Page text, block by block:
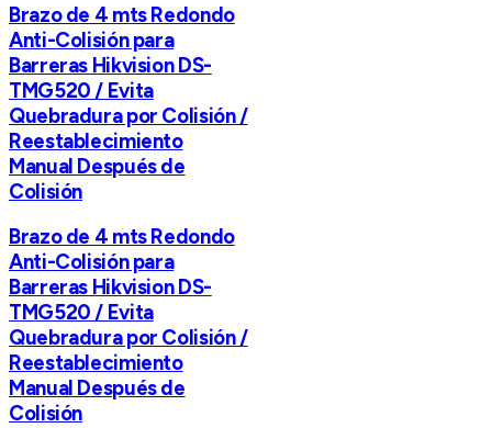
Brazo de 4 mts Redondo
Anti-Colisión para
Barreras Hikvision DS-
TMG520 / Evita
Quebradura por Colisión /
Reestablecimiento
Manual Después de
Colisión
Brazo de 4 mts Redondo
Anti-Colisión para
Barreras Hikvision DS-
TMG520 / Evita
Quebradura por Colisión /
Reestablecimiento
Manual Después de
Colisión